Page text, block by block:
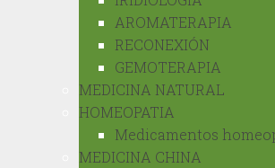
AROMATERAPIA
RECONEXIÓN
GEMOTERAPIA
MEDICINA NATURAL
HOMEOPATIA
Medicamentos
MEDICINA CHINA